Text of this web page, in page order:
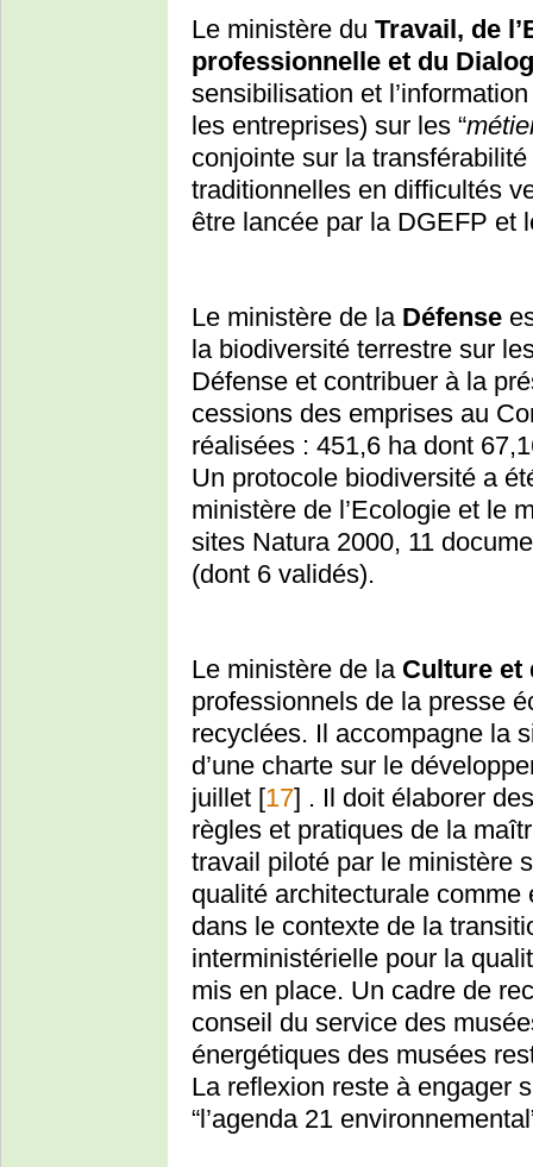
Le ministère du Travail, de
professionnelle et du
sensibilisation et
les entreprises) sur les “
conjointe sur la
traditionnelles en difficultés
être lancée par la DGEFP et
Le ministère de la Défense
la biodiversité terrestre sur
Défense et contribuer à la
cessions des emprises au
réalisées : 451,6 ha dont
Un protocole biodiversité a
ministère de l’Ecologie et le
sites Natura 2000, 11
(dont 6 validés).
Le ministère de la Culture et
professionnels de la presse
recyclées. Il accompagne la
d’une charte sur le
juillet [17] . Il doit élaborer
règles et pratiques de la
travail piloté par le ministère
qualité architecturale
dans le contexte de la
interministérielle pour la
mis en place. Un cadre de
conseil du service des
énergétiques des musées
La reflexion reste à engager
“l’agenda 21